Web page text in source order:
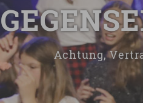
Achtung,